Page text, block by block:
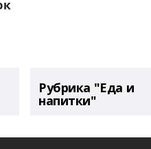
Рубрика "Еда и
напитки"